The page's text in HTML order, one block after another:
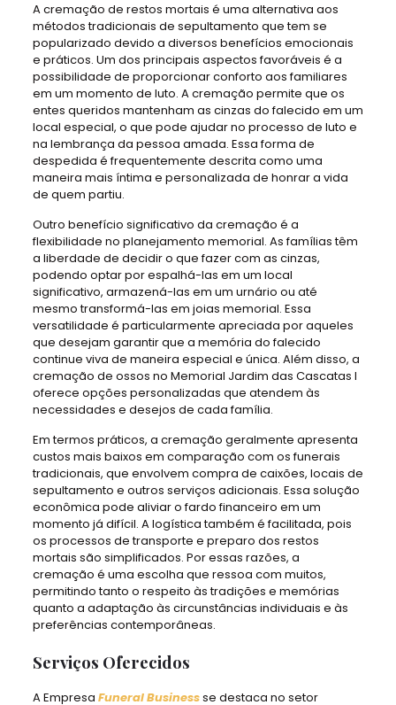
A cremação de restos mortais é uma alternativa aos
métodos tradicionais de sepultamento que tem se
popularizado devido a diversos benefícios emocionais
e práticos. Um dos principais aspectos favoráveis é a
possibilidade de proporcionar conforto aos familiares
em um momento de luto. A cremação permite que os
entes queridos mantenham as cinzas do falecido em um
local especial, o que pode ajudar no processo de luto e
na lembrança da pessoa amada. Essa forma de
despedida é frequentemente descrita como uma
maneira mais íntima e personalizada de honrar a vida
de quem partiu.
Outro benefício significativo da cremação é a
flexibilidade no planejamento memorial. As famílias têm
a liberdade de decidir o que fazer com as cinzas,
podendo optar por espalhá-las em um local
significativo, armazená-las em um urnário ou até
mesmo transformá-las em joias memorial. Essa
versatilidade é particularmente apreciada por aqueles
que desejam garantir que a memória do falecido
continue viva de maneira especial e única. Além disso, a
cremação de ossos no Memorial Jardim das Cascatas I
oferece opções personalizadas que atendem às
necessidades e desejos de cada família.
Em termos práticos, a cremação geralmente apresenta
custos mais baixos em comparação com os funerais
tradicionais, que envolvem compra de caixões, locais de
sepultamento e outros serviços adicionais. Essa solução
econômica pode aliviar o fardo financeiro em um
momento já difícil. A logística também é facilitada, pois
os processos de transporte e preparo dos restos
mortais são simplificados. Por essas razões, a
cremação é uma escolha que ressoa com muitos,
permitindo tanto o respeito às tradições e memórias
quanto a adaptação às circunstâncias individuais e às
preferências contemporâneas.
Serviços Oferecidos
A Empresa Funeral Businessse destaca no setor